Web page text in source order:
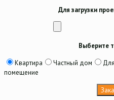
Для загрузки
Выберите
Квартира
Частный дом
помещение